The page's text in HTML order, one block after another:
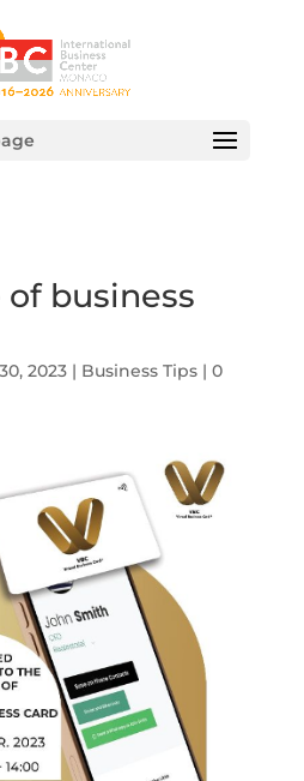
business
2023| Business Tips| 0